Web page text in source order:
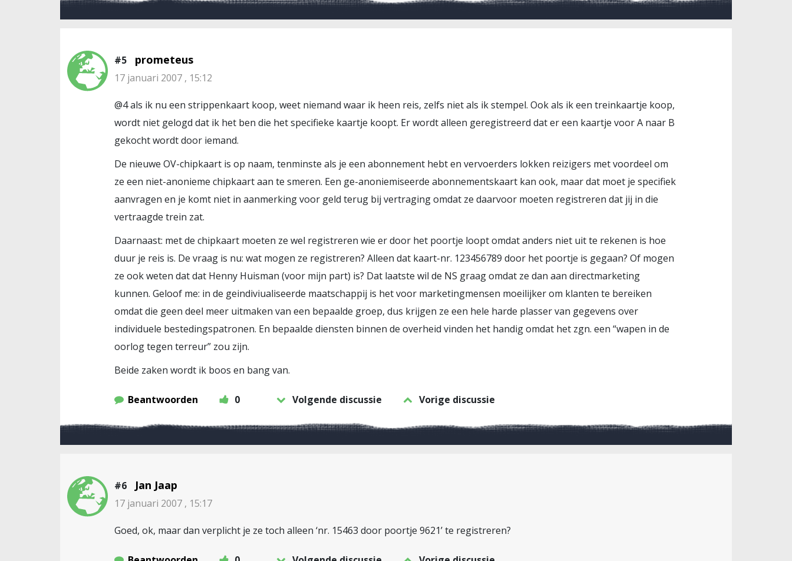
#5 prometeus
17 januari 2007 , 15:12
@4 als ik nu een strippenkaart koop, weet niemand waar ik heen reis, zelfs niet als ik stempel. Ook als ik een treinkaartje koop,
wordt niet gelogd dat ik het ben die het specifieke kaartje koopt. Er wordt alleen geregistreerd dat er een kaartje voor A naar B
gekocht wordt door iemand.
De nieuwe OV-chipkaart is op naam, tenminste als je een abonnement hebt en vervoerders lokken reizigers met voordeel om
ze een niet-anonieme chipkaart aan te smeren. Een ge-anoniemiseerde abonnementskaart kan ook, maar dat moet je specifiek
aanvragen en je komt niet in aanmerking voor geld terug bij vertraging omdat ze daarvoor moeten registreren dat jij in die
vertraagde trein zat.
Daarnaast: met de chipkaart moeten ze wel registreren wie er door het poortje loopt omdat anders niet uit te rekenen is hoe
duur je reis is. De vraag is nu: wat mogen ze registreren? Alleen dat kaart-nr. 123456789 door het poortje is gegaan? Of mogen
ze ook weten dat dat Henny Huisman (voor mijn part) is? Dat laatste wil de NS graag omdat ze dan aan directmarketing
kunnen. Geloof me: in de geindiviualiseerde maatschappij is het voor marketingmensen moeilijker om klanten te bereiken
omdat die geen deel meer uitmaken van een bepaalde groep, dus krijgen ze een hele harde plasser van gegevens over
individuele bestedingspatronen. En bepaalde diensten binnen de overheid vinden het handig omdat het zgn. een “wapen in de
oorlog tegen terreur” zou zijn.
Beide zaken wordt ik boos en bang van.
Beantwoorden 0 Volgende discussie Vorige discussie
#6 Jan Jaap
17 januari 2007 , 15:17
Goed, ok, maar dan verplicht je ze toch alleen ‘nr. 15463 door poortje 9621’ te registreren?